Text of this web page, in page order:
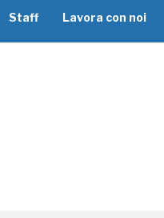
Staff Lavora con noi